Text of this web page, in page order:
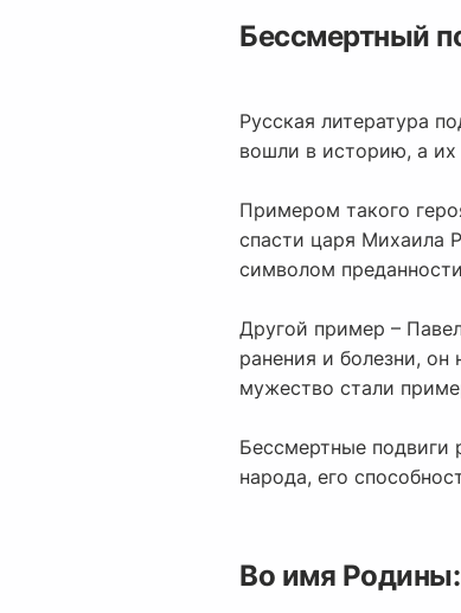
Бессмертный
Русская литература
вошли в историю, а
Примером такого
спасти царя Михаила
символом
Другой пример –
ранения и болезни,
мужество стали
Бессмертные подвиги
народа, его
Во имя Родины: